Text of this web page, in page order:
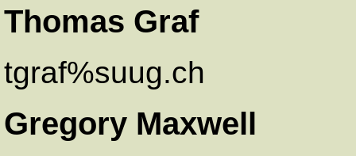
Thomas Graf
tgraf%suug.ch
Gregory Maxwell